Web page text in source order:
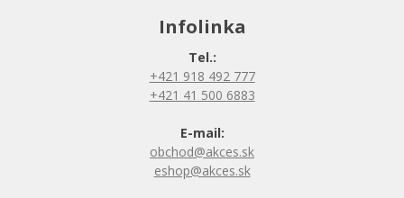
Infolinka
Tel.:
+421 918 492 777
+421 41 500 6883
E-mail:
obchod@akces.sk
eshop@akces.sk